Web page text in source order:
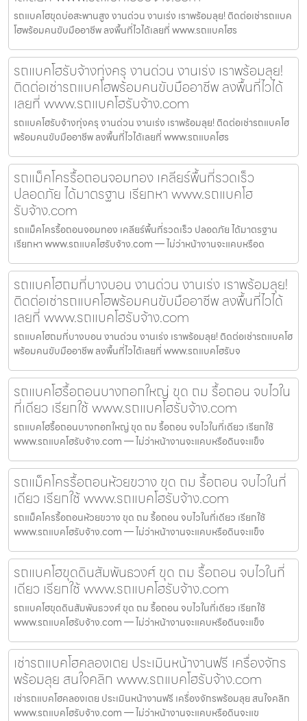
รถแบคโฮขุดบ่อสะพานสูง งานด่วน งานเร่ง เราพร้อมลุย! ติดต่อเช่ารถแบค
โฮพร้อมคนขับมืออาชีพ ลงพื้นที่ไวได้เลยที่ www.รถแบคโฮร
รถแบคโฮรับจ้างทุ่งครุ งานด่วน งานเร่ง เราพร้อมลุย!
ติดต่อเช่ารถแบคโฮพร้อมคนขับมืออาชีพ ลงพื้นที่ไวได้
เลยที่ www.รถแบคโฮรับจ้าง.com
รถแบคโฮรับจ้างทุ่งครุ งานด่วน งานเร่ง เราพร้อมลุย! ติดต่อเช่ารถแบคโฮ
พร้อมคนขับมืออาชีพ ลงพื้นที่ไวได้เลยที่ www.รถแบคโฮร
รถแม็คโครรื้อถอนจอมทอง เคลียร์พื้นที่รวดเร็ว
ปลอดภัย ได้มาตรฐาน เรียกหา www.รถแบคโฮ
รับจ้าง.com
รถแม็คโครรื้อถอนจอมทอง เคลียร์พื้นที่รวดเร็ว ปลอดภัย ได้มาตรฐาน
เรียกหา www.รถแบคโฮรับจ้าง.com — ไม่ว่าหน้างานจะแคบหรือด
รถแบคโฮถมที่บางบอน งานด่วน งานเร่ง เราพร้อมลุย!
ติดต่อเช่ารถแบคโฮพร้อมคนขับมืออาชีพ ลงพื้นที่ไวได้
เลยที่ www.รถแบคโฮรับจ้าง.com
รถแบคโฮถมที่บางบอน งานด่วน งานเร่ง เราพร้อมลุย! ติดต่อเช่ารถแบคโฮ
พร้อมคนขับมืออาชีพ ลงพื้นที่ไวได้เลยที่ www.รถแบคโฮรับจ
รถแบคโฮรื้อถอนบางกอกใหญ่ ขุด ถม รื้อถอน จบไวใน
ที่เดียว เรียกใช้ www.รถแบคโฮรับจ้าง.com
รถแบคโฮรื้อถอนบางกอกใหญ่ ขุด ถม รื้อถอน จบไวในที่เดียว เรียกใช้
www.รถแบคโฮรับจ้าง.com — ไม่ว่าหน้างานจะแคบหรือดินจะแข็ง
รถแม็คโครรื้อถอนห้วยขวาง ขุด ถม รื้อถอน จบไวในที่
เดียว เรียกใช้ www.รถแบคโฮรับจ้าง.com
รถแม็คโครรื้อถอนห้วยขวาง ขุด ถม รื้อถอน จบไวในที่เดียว เรียกใช้
www.รถแบคโฮรับจ้าง.com — ไม่ว่าหน้างานจะแคบหรือดินจะแข็ง
รถแบคโฮขุดดินสัมพันธวงศ์ ขุด ถม รื้อถอน จบไวในที่
เดียว เรียกใช้ www.รถแบคโฮรับจ้าง.com
รถแบคโฮขุดดินสัมพันธวงศ์ ขุด ถม รื้อถอน จบไวในที่เดียว เรียกใช้
www.รถแบคโฮรับจ้าง.com — ไม่ว่าหน้างานจะแคบหรือดินจะแข็ง
เช่ารถแบคโฮคลองเตย ประเมินหน้างานฟรี เครื่องจักร
พร้อมลุย สนใจคลิก www.รถแบคโฮรับจ้าง.com
เช่ารถแบคโฮคลองเตย ประเมินหน้างานฟรี เครื่องจักรพร้อมลุย สนใจคลิก
www.รถแบคโฮรับจ้าง.com — ไม่ว่าหน้างานจะแคบหรือดินจะแข